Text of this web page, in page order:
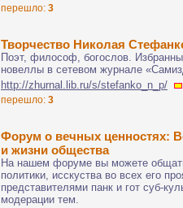
перешло: 3
Творчество Николая
Поэт, философ, богослов.
новеллы в сетевом журнале
http://zhurnal.lib.ru/s/stefanko_n_p/
перешло: 3
Форум о вечных ценностях:
и жизни общества
На нашем форуме вы можете
политики, исскуства во всех его
представителями панк и гот суб-
модерации тем.